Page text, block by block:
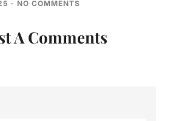
NO COMMENTS
A Comments